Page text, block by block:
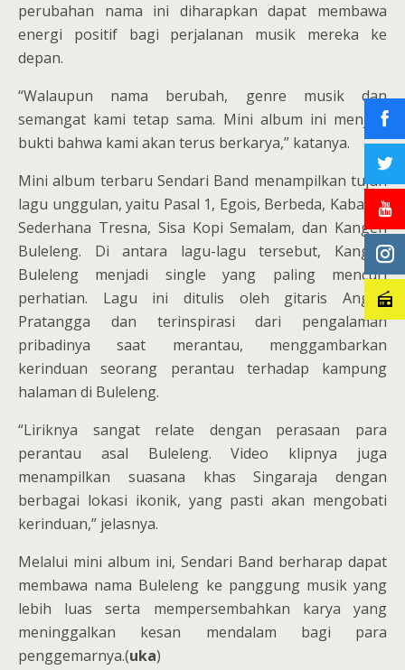
perubahan nama ini diharapkan dapat membawa
energi positif bagi perjalanan musik mereka ke
depan.
“Walaupun nama berubah, genre musik dan
semangat kami tetap sama. Mini album ini menjadi
bukti bahwa kami akan terus berkarya,” katanya.
Mini album terbaru Sendari Band menampilkan tujuh
lagu unggulan, yaitu Pasal 1, Egois, Berbeda, Kabarin,
Sederhana Tresna, Sisa Kopi Semalam, dan Kangen
Buleleng. Di antara lagu-lagu tersebut, Kangen
Buleleng menjadi single yang paling mencuri
perhatian. Lagu ini ditulis oleh gitaris Angga
Pratangga dan terinspirasi dari pengalaman
pribadinya saat merantau, menggambarkan
kerinduan seorang perantau terhadap kampung
halaman di Buleleng.
“Liriknya sangat relate dengan perasaan para
perantau asal Buleleng. Video klipnya juga
menampilkan suasana khas Singaraja dengan
berbagai lokasi ikonik, yang pasti akan mengobati
kerinduan,” jelasnya.
Melalui mini album ini, Sendari Band berharap dapat
membawa nama Buleleng ke panggung musik yang
lebih luas serta mempersembahkan karya yang
meninggalkan kesan mendalam bagi para
penggemarnya.(uka)